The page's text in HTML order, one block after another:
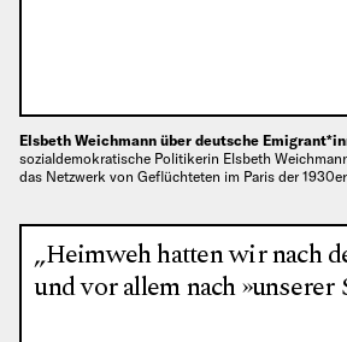
Elsbeth Weichmann über deutsche
sozialdemokratische Politikerin Elsbeth
das Netzwerk von Geflüchteten im Paris der
„Heimweh hatten wir nach
und vor allem nach »unserer